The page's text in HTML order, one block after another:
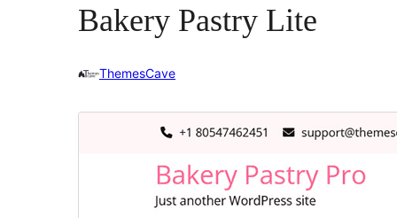
Bakery Pastry Lite
ThemesCave